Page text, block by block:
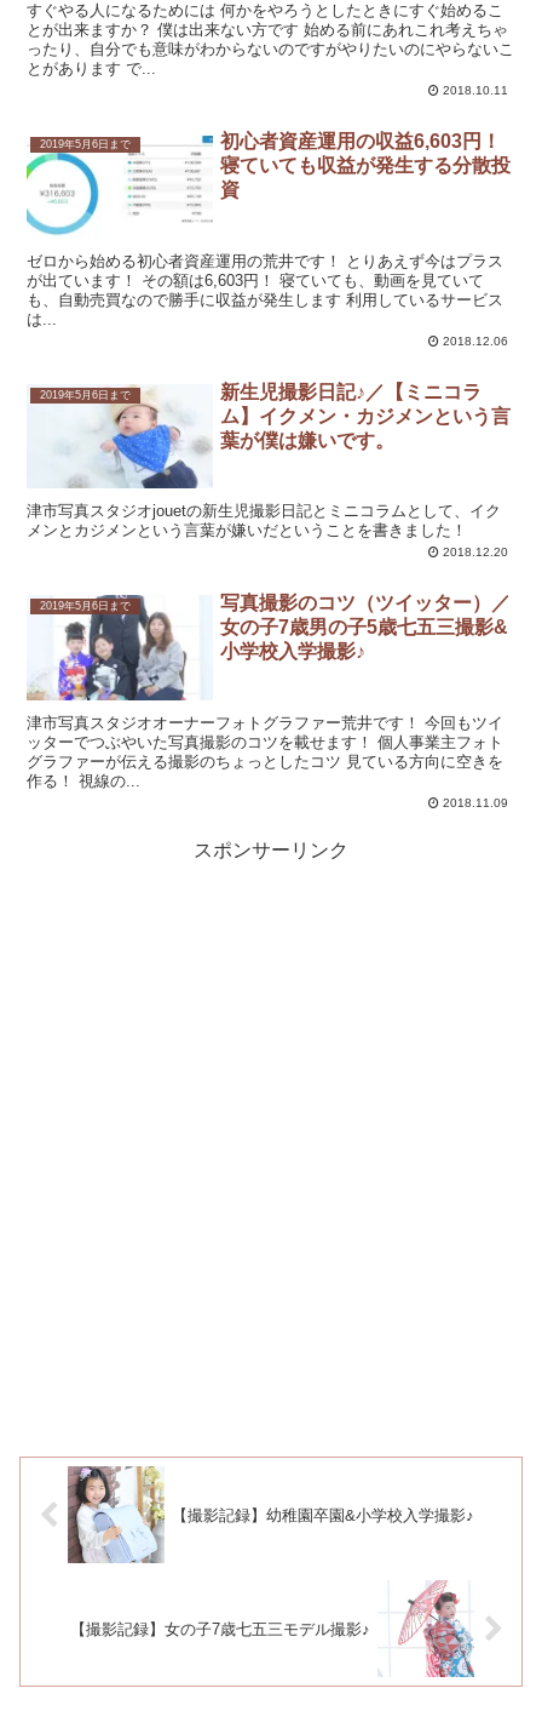
すぐやる人になるためには 何かをやろうとしたときにすぐ始めるこ
とが出来ますか？ 僕は出来ない方です 始める前にあれこれ考えちゃ
ったり、自分でも意味がわからないのですがやりたいのにやらないこ
とがあります で...
2018.10.11
2019年5月6日まで
初心者資産運用の収益6,603円！
寝ていても収益が発生する分散投
資
ゼロから始める初心者資産運用の荒井です！ とりあえず今はプラス
が出ています！ その額は6,603円！ 寝ていても、動画を見ていて
も、自動売買なので勝手に収益が発生します 利用しているサービス
は...
2018.12.06
2019年5月6日まで
新生児撮影日記♪／【ミニコラ
ム】イクメン・カジメンという言
葉が僕は嫌いです。
津市写真スタジオjouetの新生児撮影日記とミニコラムとして、イク
メンとカジメンという言葉が嫌いだということを書きました！
2018.12.20
2019年5月6日まで
写真撮影のコツ（ツイッター）／
女の子7歳男の子5歳七五三撮影&
小学校入学撮影♪
津市写真スタジオオーナーフォトグラファー荒井です！ 今回もツイ
ッターでつぶやいた写真撮影のコツを載せます！ 個人事業主フォト
グラファーが伝える撮影のちょっとしたコツ 見ている方向に空きを
作る！ 視線の...
2018.11.09
スポンサーリンク
【撮影記録】幼稚園卒園&小学校入学撮影♪
【撮影記録】女の子7歳七五三モデル撮影♪